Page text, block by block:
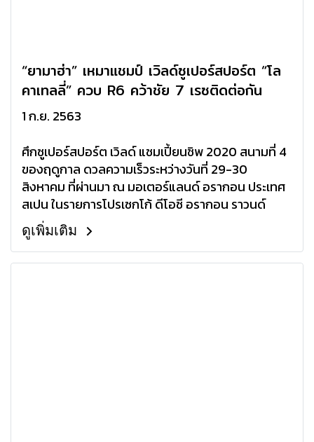
“ยามาฮ่า” เหมาแชมป์ เวิลด์ซูเปอร์สปอร์ต “โล
คาเทลลี่” ควบ R6 คว้าชัย 7 เรซติดต่อกัน
1 ก.ย. 2563
ศึกซูเปอร์สปอร์ต เวิลด์ แชมเปี้ยนชิพ 2020 สนามที่ 4
ของฤดูกาล ดวลความเร็วระหว่างวันที่ 29-30
สิงหาคม ที่ผ่านมา ณ มอเตอร์แลนด์ อรากอน ประเทศ
สเปน ในรายการโปรเซกโก้ ดีโอซี อรากอน ราวนด์
ดูเพิ่มเติม